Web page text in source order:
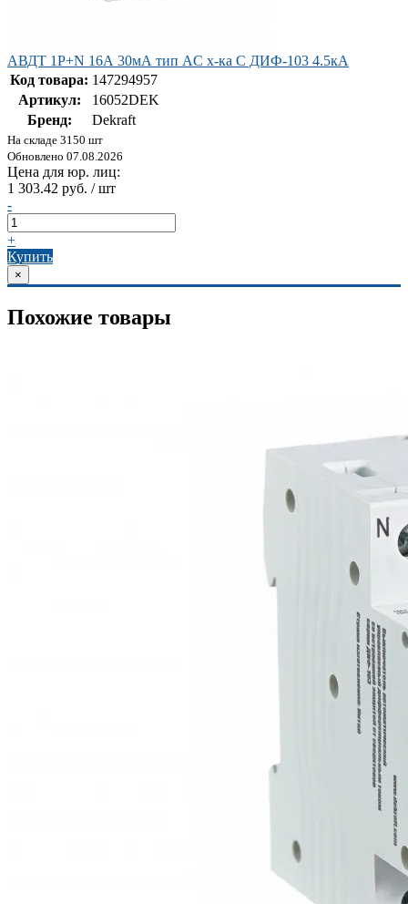
АВДТ 1Р+N 16А 30мА тип AC х-ка C ДИФ-103 4.5кА
Код товара: 147294957
Артикул:
16052DEK
Бренд:
Dekraft
На складе 3150 шт
Обновлено 07.08.2026
Цена для юр. лиц:
1 303.42 руб. / шт
-
+
Купить
×
Похожие товары